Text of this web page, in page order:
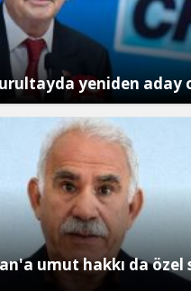
yeniden aday
umut hakkı da özel